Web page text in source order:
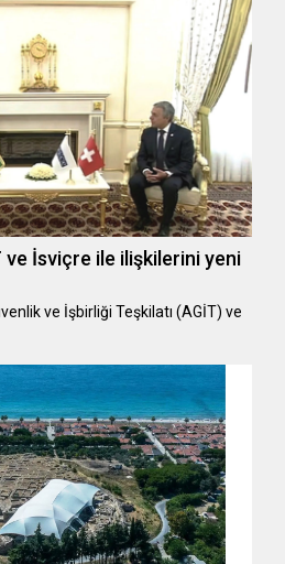
İsviçre ile ilişkilerini yeni
ve İşbirliği Teşkilatı (AGİT) ve